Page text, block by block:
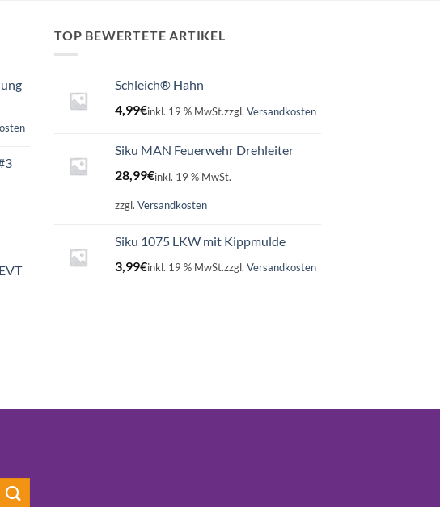
TOP BEWERTETE ARTIKEL
Schleich® Hahn
4,99€inkl. 19 % MwSt.zzgl. Versandkosten
Siku MAN Feuerwehr Drehleiter
28,99€inkl. 19 % MwSt.
zzgl. Versandkosten
Siku 1075 LKW mit Kippmulde
3,99€inkl. 19 % MwSt.zzgl. Versandkosten